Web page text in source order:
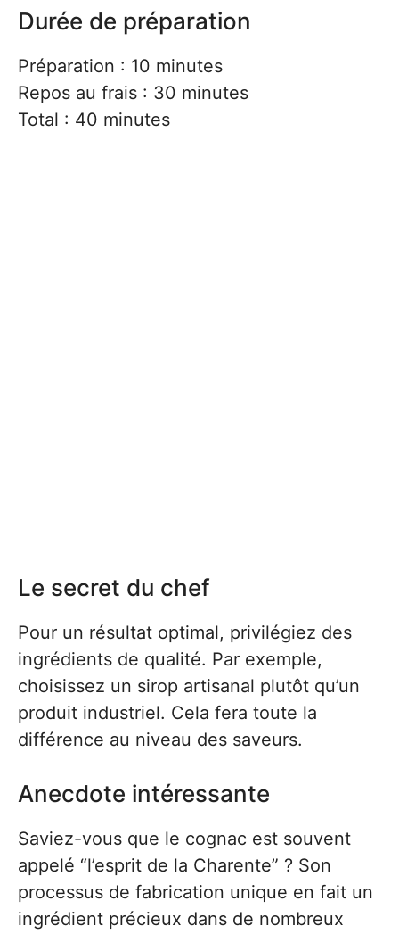
Durée de préparation
Préparation : 10 minutes
Repos au frais : 30 minutes
Total : 40 minutes
Le secret du chef
Pour un résultat optimal, privilégiez des
ingrédients de qualité. Par exemple,
choisissez un sirop artisanal plutôt qu’un
produit industriel. Cela fera toute la
différence au niveau des saveurs.
Anecdote intéressante
Saviez-vous que le cognac est souvent
appelé “l’esprit de la Charente” ? Son
processus de fabrication unique en fait un
ingrédient précieux dans de nombreux